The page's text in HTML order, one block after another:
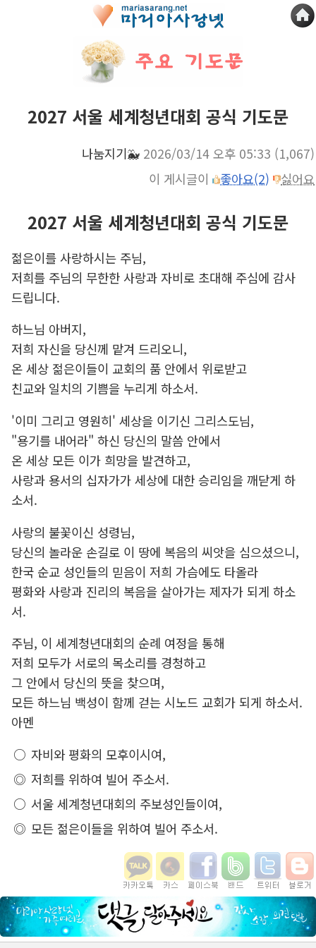
2027 서울 세계청년대회 공식 기도문
나눔지기🐳 2026/03/14 오후 05:33 (1,067)
이 게시글이
좋아요(2) 싫어요
2027 서울 세계청년대회 공식 기도문
젊은이를 사랑하시는 주님,
저희를 주님의 무한한 사랑과 자비로 초대해 주심에 감사
드립니다.
하느님 아버지,
저희 자신을 당신께 맡겨 드리오니,
온 세상 젊은이들이 교회의 품 안에서 위로받고
친교와 일치의 기쁨을 누리게 하소서.
'이미 그리고 영원히' 세상을 이기신 그리스도님,
"용기를 내어라" 하신 당신의 말씀 안에서
온 세상 모든 이가 희망을 발견하고,
사랑과 용서의 십자가가 세상에 대한 승리임을 깨닫게 하
소서.
사랑의 불꽃이신 성령님,
당신의 놀라운 손길로 이 땅에 복음의 씨앗을 심으셨으니,
한국 순교 성인들의 믿음이 저희 가슴에도 타올라
평화와 사랑과 진리의 복음을 살아가는 제자가 되게 하소
서.
주님, 이 세계청년대회의 순례 여정을 통해
저희 모두가 서로의 목소리를 경청하고
그 안에서 당신의 뜻을 찾으며,
모든 하느님 백성이 함께 걷는 시노드 교회가 되게 하소서.
아멘
자비와 평화의 모후이시여,
저희를 위하여 빌어 주소서.
서울 세계청년대회의 주보성인들이여,
모든 젊은이들을 위하여 빌어 주소서.